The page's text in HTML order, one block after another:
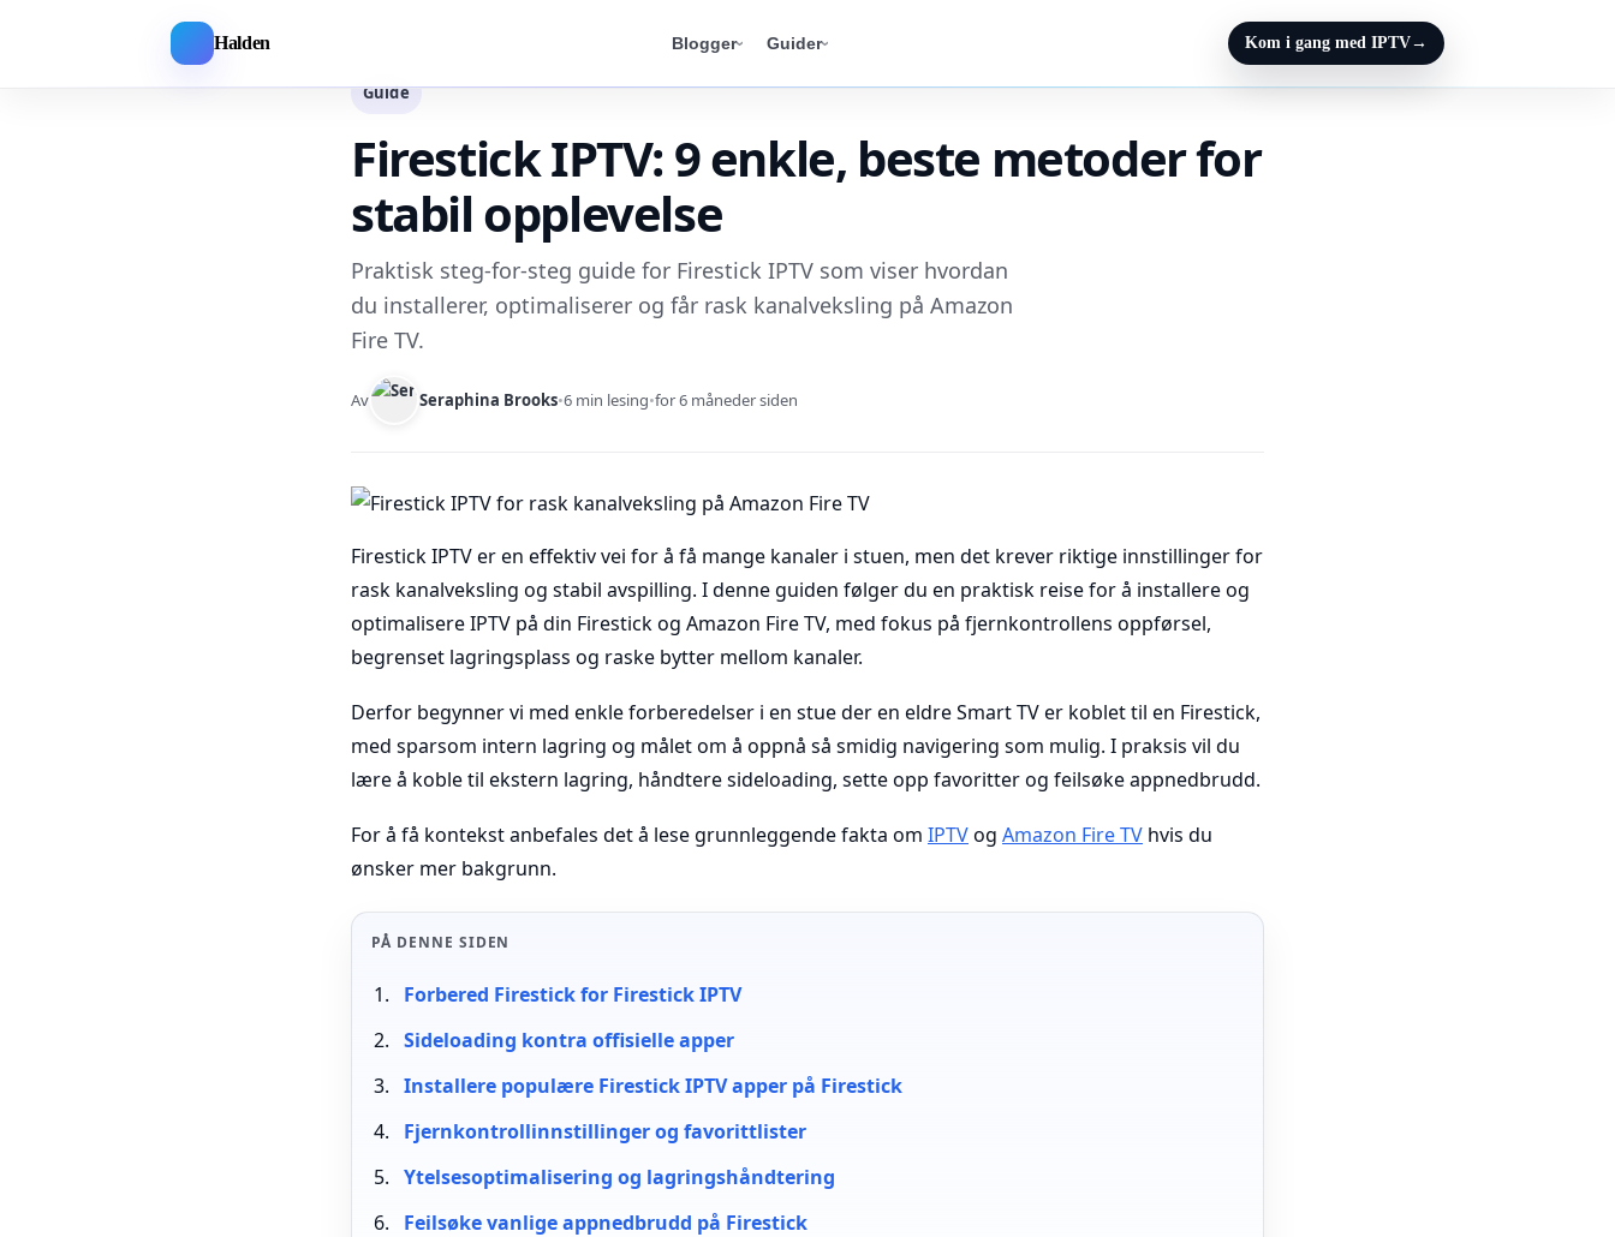
Halden Blogger Guider Kom i gang med IPTV→
Guide
Firestick IPTV: 9 enkle, beste metoder for
stabil opplevelse
Praktisk steg-for-steg guide for Firestick IPTV som viser hvordan
du installerer, optimaliserer og får rask kanalveksling på Amazon
Fire TV.
Av Seraphina Brooks•6 min lesing•for 6 måneder siden
Firestick IPTV er en effektiv vei for å få mange kanaler i stuen, men det krever riktige innstillinger for
rask kanalveksling og stabil avspilling. I denne guiden følger du en praktisk reise for å installere og
optimalisere IPTV på din Firestick og Amazon Fire TV, med fokus på fjernkontrollens oppførsel,
begrenset lagringsplass og raske bytter mellom kanaler.
Derfor begynner vi med enkle forberedelser i en stue der en eldre Smart TV er koblet til en Firestick,
med sparsom intern lagring og målet om å oppnå så smidig navigering som mulig. I praksis vil du
lære å koble til ekstern lagring, håndtere sideloading, sette opp favoritter og feilsøke appnedbrudd.
For å få kontekst anbefales det å lese grunnleggende fakta om IPTVog Amazon Fire TV hvis du
ønsker mer bakgrunn.
PÅ DENNE SIDEN
Forbered Firestick for Firestick IPTV
Sideloading kontra offisielle apper
Installere populære Firestick IPTV apper på Firestick
Fjernkontrollinnstillinger og favorittlister
Ytelsesoptimalisering og lagringshåndtering
Feilsøke vanlige appnedbrudd på Firestick